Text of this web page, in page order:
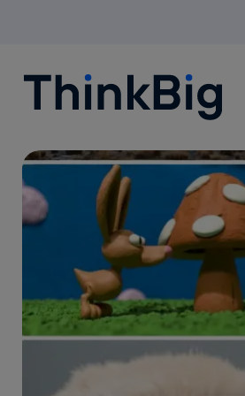
Blogthinkbig.com